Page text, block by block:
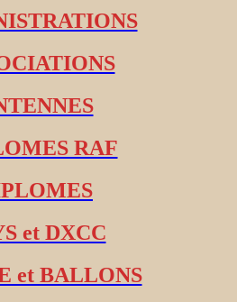
RAF
et DXCC
et BALLONS